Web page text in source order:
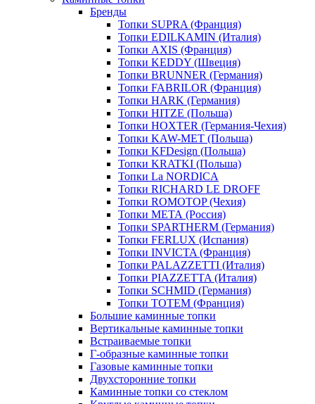
Бренды
Топки SUPRA (Франция)
Топки EDILKAMIN (Италия)
Топки AXIS (Франция)
Топки KEDDY (Швеция)
Топки BRUNNER (Германия)
Топки FABRILOR (Франция)
Топки HARK (Германия)
Топки HITZE (Польша)
Топки HOXTER (Германия-Чехия)
Топки KAW-MET (Польша)
Топки KFDesign (Польша)
Топки KRATKI (Польша)
Топки La NORDICA
Топки RICHARD LE DROFF
Топки ROMOTOP (Чехия)
Топки МЕТА (Россия)
Топки SPARTHERM (Германия)
Топки FERLUX (Испания)
Топки INVICTA (Франция)
Топки PALAZZETTI (Италия)
Топки PIAZZETTA (Италия)
Топки SCHMID (Германия)
Топки TOTEM (Франция)
Большие каминные топки
Вертикальные каминные топки
Встраиваемые топки
Г-образные каминные топки
Газовые каминные топки
Двухсторонние топки
Каминные топки со стеклом